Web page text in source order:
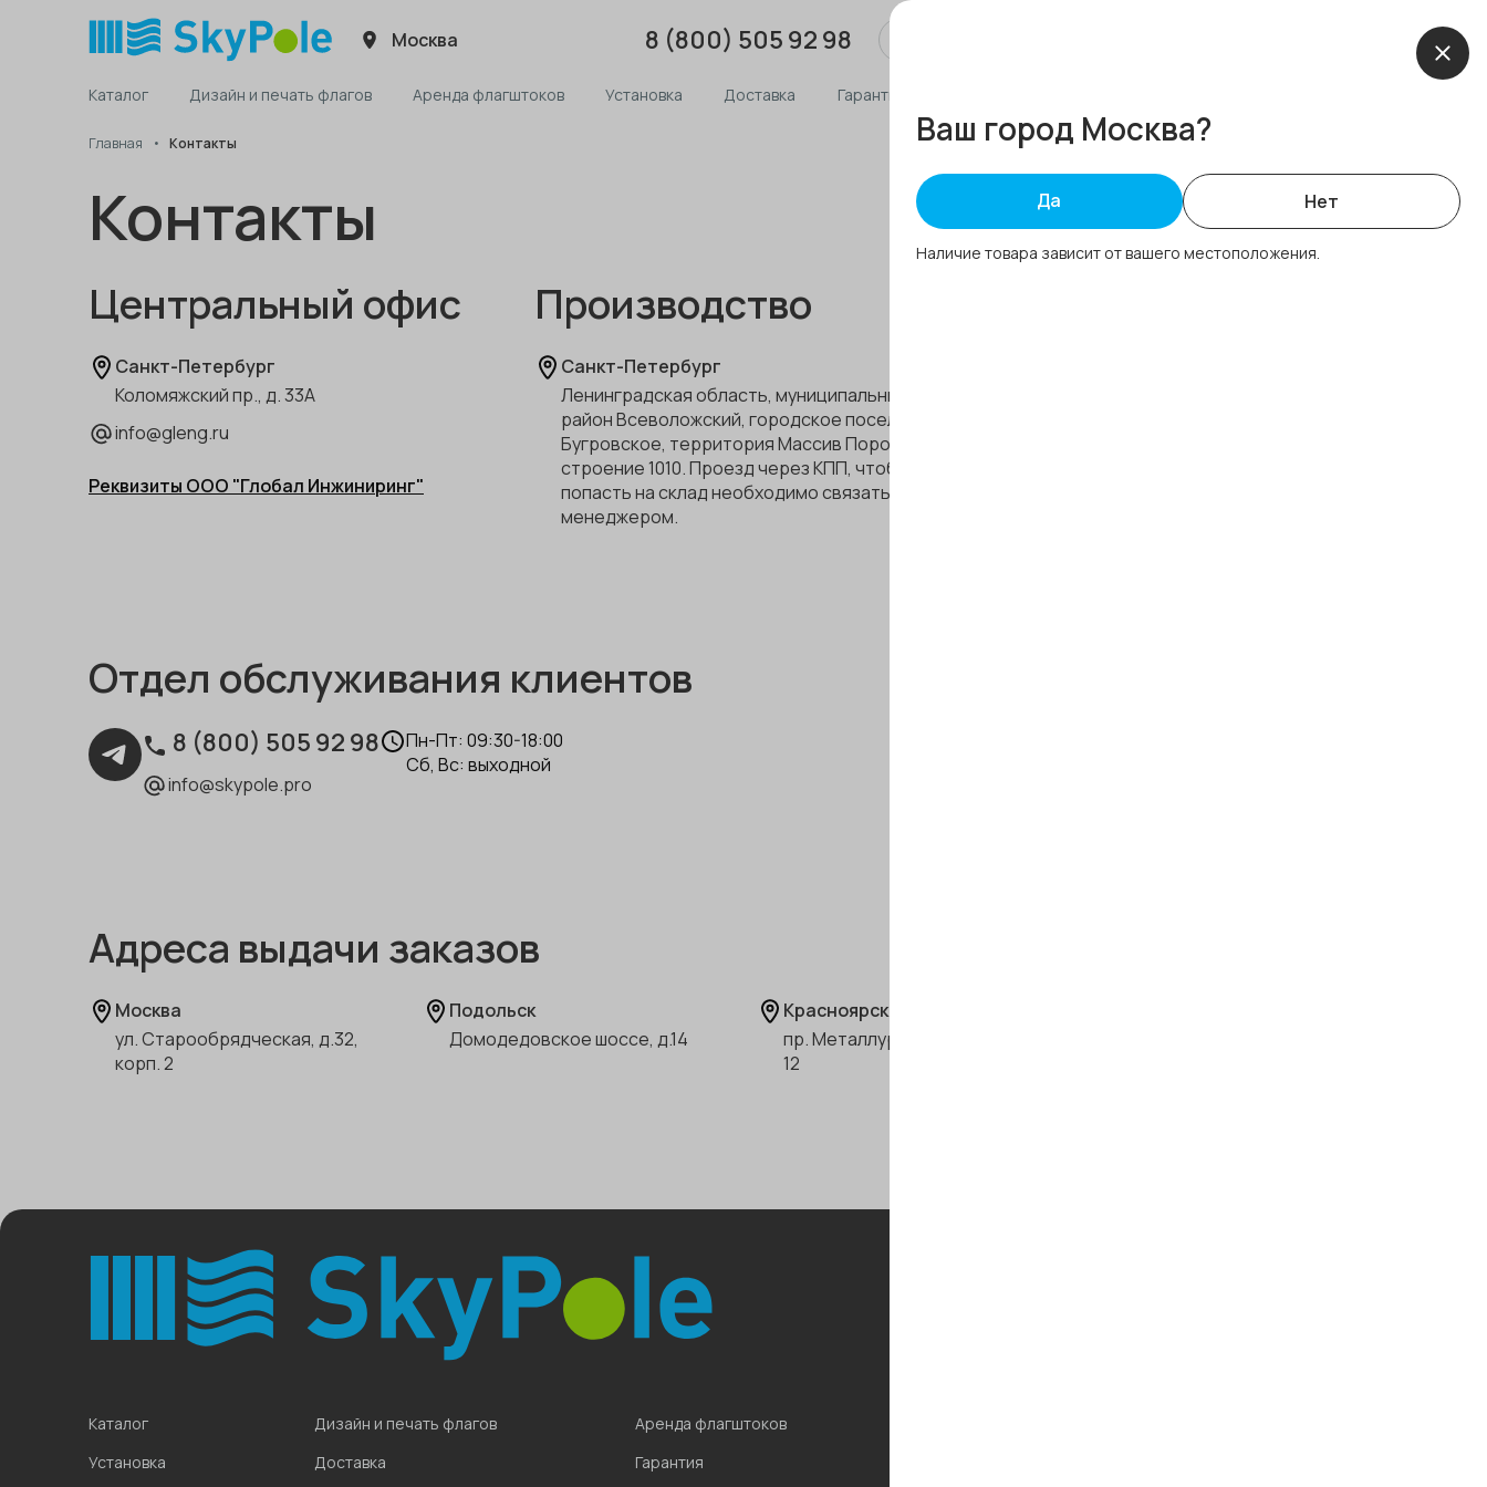
Ваш город Москва?
Да Нет
Наличие товара зависит от вашего местоположения.
Москва 8 (800) 505 92 98
Каталог Дизайн и печать флагов Аренда флагштоков Установка Доставка Гарантия
Главная Контакты
Контакты
Центральный офис
Санкт-Петербург
Коломяжский пр., д. 33А
info@gleng.ru
Реквизиты ООО "Глобал Инжиниринг"
Производство
Санкт-Петербург
Ленинградская область, муниципальный
район Всеволожский, городское поселение
Бугровское, территория Массив Порошкино,
строение 1010. Проезд через КПП, чтобы
попасть на склад необходимо связаться с
менеджером.
Отдел обслуживания клиентов
8 (800) 505 92 98
info@skypole.pro
Пн-Пт: 09:30-18:00
Сб, Вс: выходной
Адреса выдачи заказов
Москва
ул. Старообрядческая, д.32,
корп. 2
Подольск
Домодедовское шоссе, д.14
Красноярск
пр. Металлургов 2 «Ф», офис 2-
12
Каталог Дизайн и печать флагов
Аренда флагштоков
Установка
Доставка Гарантия